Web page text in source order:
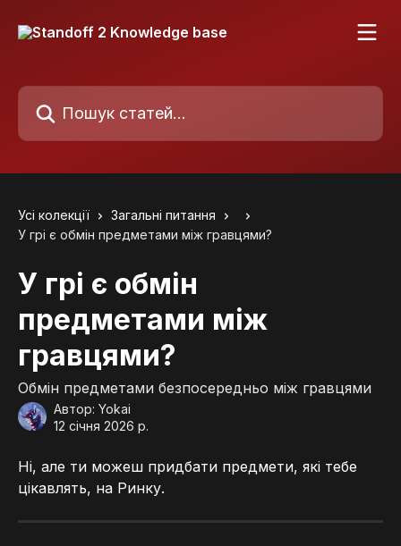
Пошук статей...
Усі колекції
Загальні питання
У грі є обмін предметами між гравцями?
У грі є обмін
предметами між
гравцями?
Обмін предметами безпосередньо між гравцями
Автор: Yokai
12 січня 2026 р.
Ні, але ти можеш придбати предмети, які тебе
цікавлять, на Ринку.